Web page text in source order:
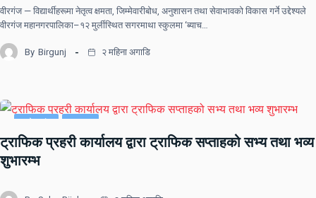
वीरगंज — विद्यार्थीहरूमा नेतृत्व क्षमता, जिम्मेवारीबोध, अनुशासन तथा सेवाभावको विकास गर्ने उद्देश्यले
वीरगंज महानगरपालिका–१२ मुर्लीस्थित सगरमाथा स्कुलमा ‘ब्याच…
By Birgunj २ महिना अगाडि
ट्राफिक प्रहरी कार्यालय द्वारा ट्राफिक सप्ताहको सभ्य तथा भव्य
शुभारम्भ